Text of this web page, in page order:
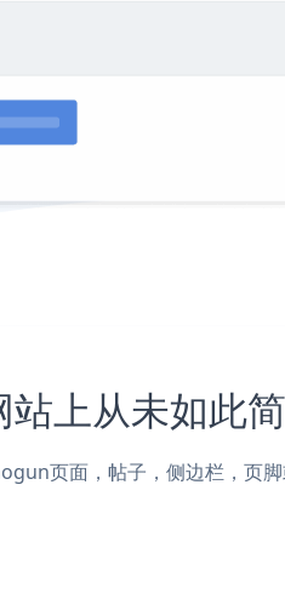
上从未如此
页面，帖子，侧边栏，页脚